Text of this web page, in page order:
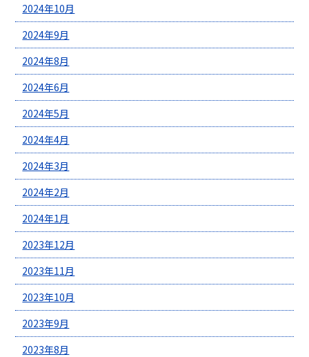
2024年10月
2024年9月
2024年8月
2024年6月
2024年5月
2024年4月
2024年3月
2024年2月
2024年1月
2023年12月
2023年11月
2023年10月
2023年9月
2023年8月